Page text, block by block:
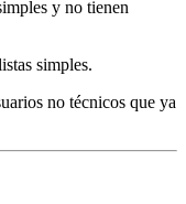
y no tienen
simples.
no técnicos que ya